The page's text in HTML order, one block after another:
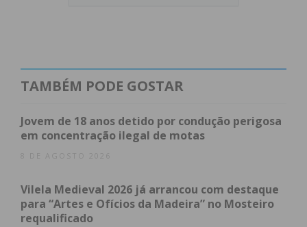
No seguimento da ação policial, os suspeitos foram
detidos e constituídos arguidos e os factos remetidos
Subscreva a newsletter do
TAMBÉM PODE GOSTAR
Jovem de 18 anos detido por condução perigosa
em concentração ilegal de motas
8 DE AGOSTO 2026
Vilela Medieval 2026 já arrancou com destaque
para “Artes e Ofícios da Madeira” no Mosteiro
requalificado